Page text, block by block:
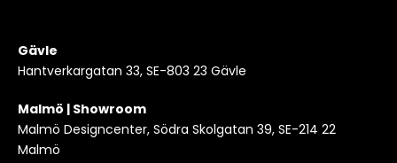
Gävle
Hantverkargatan 33, SE-803 23 Gävle
Malmö | Showroom
Malmö Designcenter, Södra Skolgatan 39, SE-214 22
Malmö